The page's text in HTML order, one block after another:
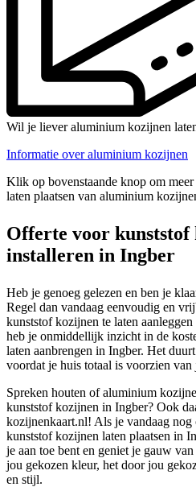
Wil je liever aluminium kozijnen
Informatie over aluminium kozijnen
Klik op bovenstaande knop om
laten plaatsen van aluminium
Offerte voor kunststof
installeren in Ingber
Heb je genoeg gelezen en ben je
Regel dan vandaag eenvoudig en
kunststof kozijnen te laten
heb je onmiddellijk inzicht in de
laten aanbrengen in Ingber. Het
voordat je huis totaal is voorzien
Spreken houten of aluminium
kunststof kozijnen in Ingber? Ook
kozijnenkaart.nl! Als je vandaag nog
kunststof kozijnen laten plaatsen in
je aan toe bent en geniet je gauw
jou gekozen kleur, het door jou
en stijl.